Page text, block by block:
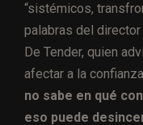
“sistémicos,
palabras del
De Tender, quien
afectar a la
no sabe en qué
eso puede